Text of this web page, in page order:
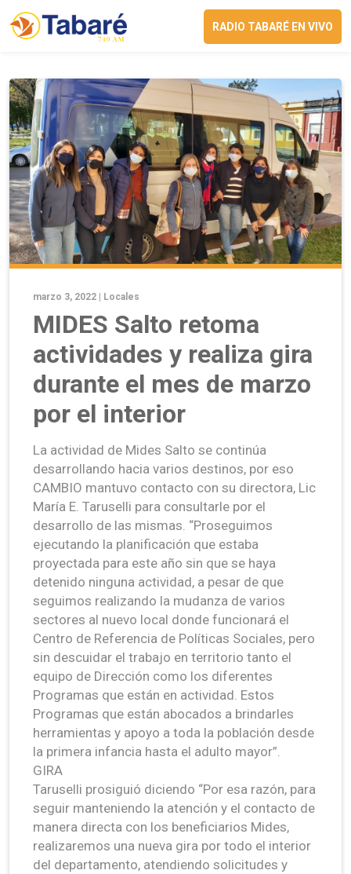
RADIO TABARÉ EN VIVO
marzo 3, 2022 | Locales
MIDES Salto retoma
actividades y realiza gira
durante el mes de marzo
por el interior
La actividad de Mides Salto se continúa
desarrollando hacia varios destinos, por eso
CAMBIO mantuvo contacto con su directora, Lic
María E. Taruselli para consultarle por el
desarrollo de las mismas. “Proseguimos
ejecutando la planificación que estaba
proyectada para este año sin que se haya
detenido ninguna actividad, a pesar de que
seguimos realizando la mudanza de varios
sectores al nuevo local donde funcionará el
Centro de Referencia de Políticas Sociales, pero
sin descuidar el trabajo en territorio tanto el
equipo de Dirección como los diferentes
Programas que están en actividad. Estos
Programas que están abocados a brindarles
herramientas y apoyo a toda la población desde
la primera infancia hasta el adulto mayor”.
GIRA
Taruselli prosiguió diciendo “Por esa razón, para
seguir manteniendo la atención y el contacto de
manera directa con los beneficiarios Mides,
realizaremos una nueva gira por todo el interior
del departamento, atendiendo solicitudes y